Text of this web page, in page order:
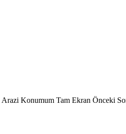
Arazi Konumum Tam Ekran Önceki